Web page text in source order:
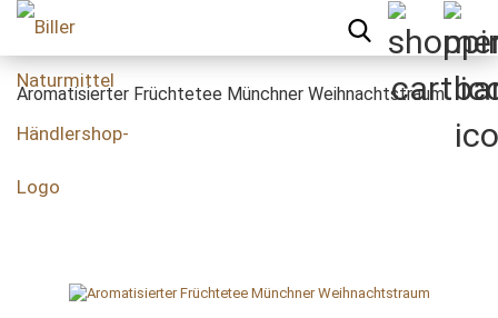
Aromatisierter Früchtetee Münchner Weihnachtstraum